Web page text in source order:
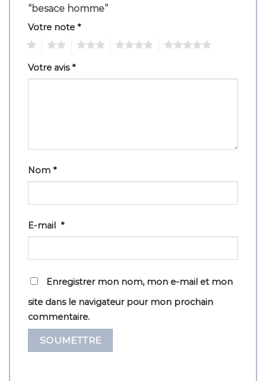
“besace homme”
Votre note *
Votre avis*
Nom *
E-mail *
Enregistrer mon nom, mon e-mail et mon
site dans le navigateur pour mon prochain
commentaire.